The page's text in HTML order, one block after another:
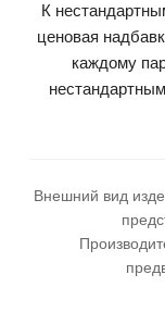
К
ценовая
каждому
Внешний вид